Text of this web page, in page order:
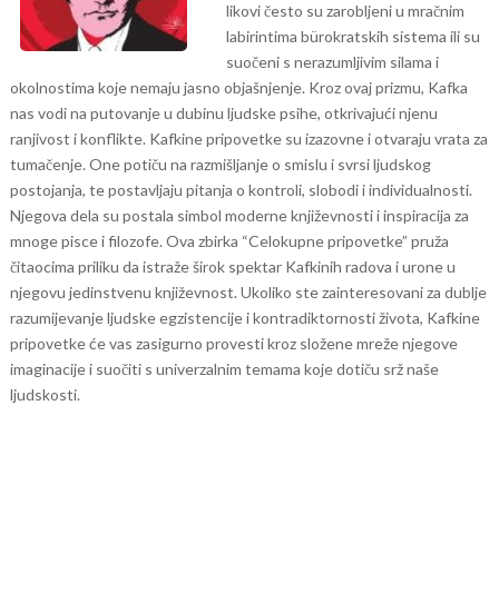
likovi često su zarobljeni u mračnim
labirintima bürokratskih sistema ili su
suočeni s nerazumljivim silama i
okolnostima koje nemaju jasno objašnjenje. Kroz ovaj prizmu, Kafka
nas vodi na putovanje u dubinu ljudske psihe, otkrivajući njenu
ranjivost i konflikte. Kafkine pripovetke su izazovne i otvaraju vrata za
tumačenje. One potiču na razmišljanje o smislu i svrsi ljudskog
postojanja, te postavljaju pitanja o kontroli, slobodi i individualnosti.
Njegova dela su postala simbol moderne književnosti i inspiracija za
mnoge pisce i filozofe. Ova zbirka “Celokupne pripovetke” pruža
čitaocima priliku da istraže širok spektar Kafkinih radova i urone u
njegovu jedinstvenu književnost. Ukoliko ste zainteresovani za dublje
razumijevanje ljudske egzistencije i kontradiktornosti života, Kafkine
pripovetke će vas zasigurno provesti kroz složene mreže njegove
imaginacije i suočiti s univerzalnim temama koje dotiču srž naše
ljudskosti.